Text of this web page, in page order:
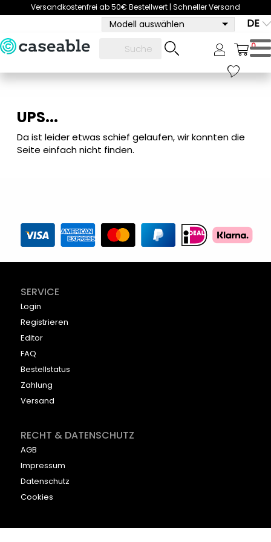
Versandkostenfrei ab 50€ Bestellwert | Schneller Versand
DE
Modell auswählen
0
UPS...
Da ist leider etwas schief gelaufen, wir konnten die
Seite einfach nicht finden.
SERVICE
Login
Registrieren
Editor
FAQ
Bestellstatus
Zahlung
Versand
RECHT & DATENSCHUTZ
AGB
Impressum
Datenschutz
Cookies
KONTAKT